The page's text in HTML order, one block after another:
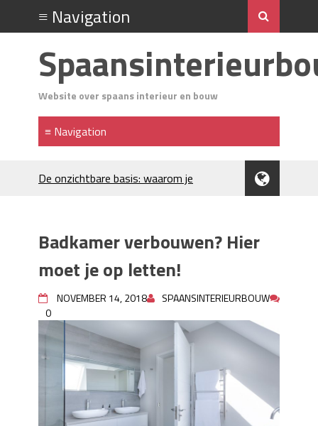
Website over spaans interieur en bouw
De onzichtbare basis: waarom je
trekken veel aandacht
Waar let je op bij het kiezen van
gevelreiniging?
Projectinrichting voor kantoren: hoe
werkt dat?
Zo blijft je oven loeiheet: de beste tips
voor een perfecte isolatie
Grond kopen of verkopen Noord-
Holland
De Kwaliteit van Houtpellets: Wat
Bepaalt of uw Kachel Optimaal
Badkamer verbouwen? Hier
moet je op letten!
NOVEMBER 14, 2018
SPAANSINTERIEURBOUW
0